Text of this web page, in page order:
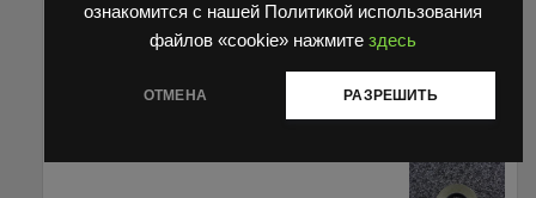
ознакомится с нашей Политикой использования
файлов «cookie» нажмите здесь
ОТМЕНА РАЗРЕШИТЬ
Блокировка король HC (HANGCHA) N163-220018-000
ценацена: